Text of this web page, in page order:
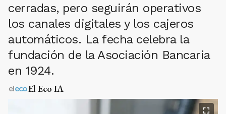
cerradas, pero seguirán operativos
los canales digitales y los cajeros
automáticos. La fecha celebra la
fundación de la Asociación Bancaria
en 1924.
El Eco IA